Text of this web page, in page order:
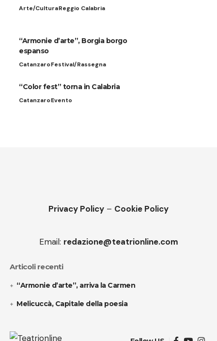
Arte/CulturaReggio Calabria
“Armonie d’arte”, Borgia borgo
espanso
CatanzaroFestival/Rassegna
“Color fest” torna in Calabria
CatanzaroEvento
Privacy Policy – Cookie Policy
Email: redazione@teatrionline.com
Articoli recenti
“Armonie d’arte”, arriva la Carmen
Melicuccà, Capitale della poesia